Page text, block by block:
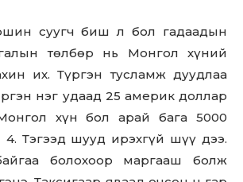
суугч биш л бол гадаадын
төлбөр нь Монгол хүний
их. Түргэн тусламж дуудлаа
нэг удаад 25 америк доллар
хүн бол арай бага 5000
4. Тэгээд шууд ирэхгүй шүү дээ.
болохоор маргааш болж